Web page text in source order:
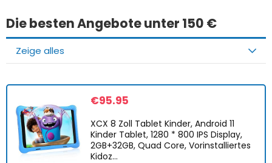
Die besten Angebote unter 150 €
Zeige alles
€95.95
XCX 8 Zoll Tablet Kinder, Android 11
Kinder Tablet, 1280 * 800 IPS Display,
2GB+32GB, Quad Core, Vorinstalliertes
Kidoz…